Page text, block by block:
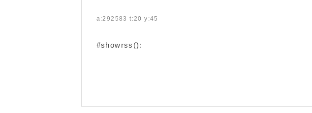
a:292583 t:20 y:45
#showrss():